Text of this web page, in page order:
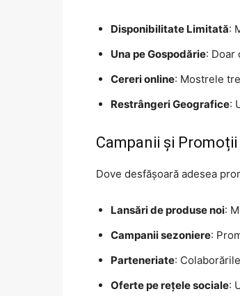
Disponibilitate Limitată:
Una pe Gospodărie: Doar
Cereri online: Mostrele
Restrângeri Geografice:
Campanii și Promoții
Dove desfășoară adesea
Lansări de produse noi:
Campanii sezoniere:
Parteneriate:
Oferte pe rețele sociale: